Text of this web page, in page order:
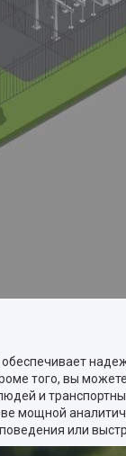
того, вы
и
мощной
или